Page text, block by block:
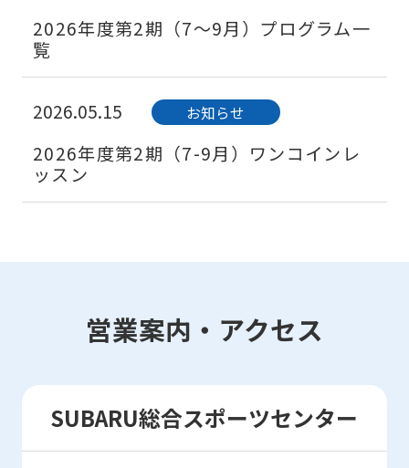
2026年度第2期（7～9月）プログラム一
覧
2026.05.15 お知らせ
2026年度第2期（7-9月）ワンコインレ
ッスン
営業案内・アクセス
SUBARU総合スポーツセンター
For